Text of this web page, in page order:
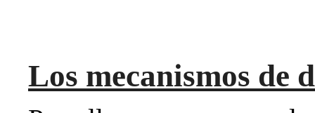
Los mecanismos de